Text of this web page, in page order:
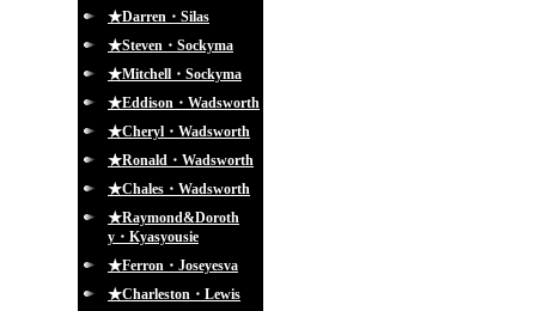
★Darren・Silas
★Steven・Sockyma
★Mitchell・Sockyma
★Eddison・Wadsworth
★Cheryl・Wadsworth
★Ronald・Wadsworth
★Chales・Wadsworth
★Raymond&Doroth
y・Kyasyousie
★Ferron・Joseyesva
★Charleston・Lewis